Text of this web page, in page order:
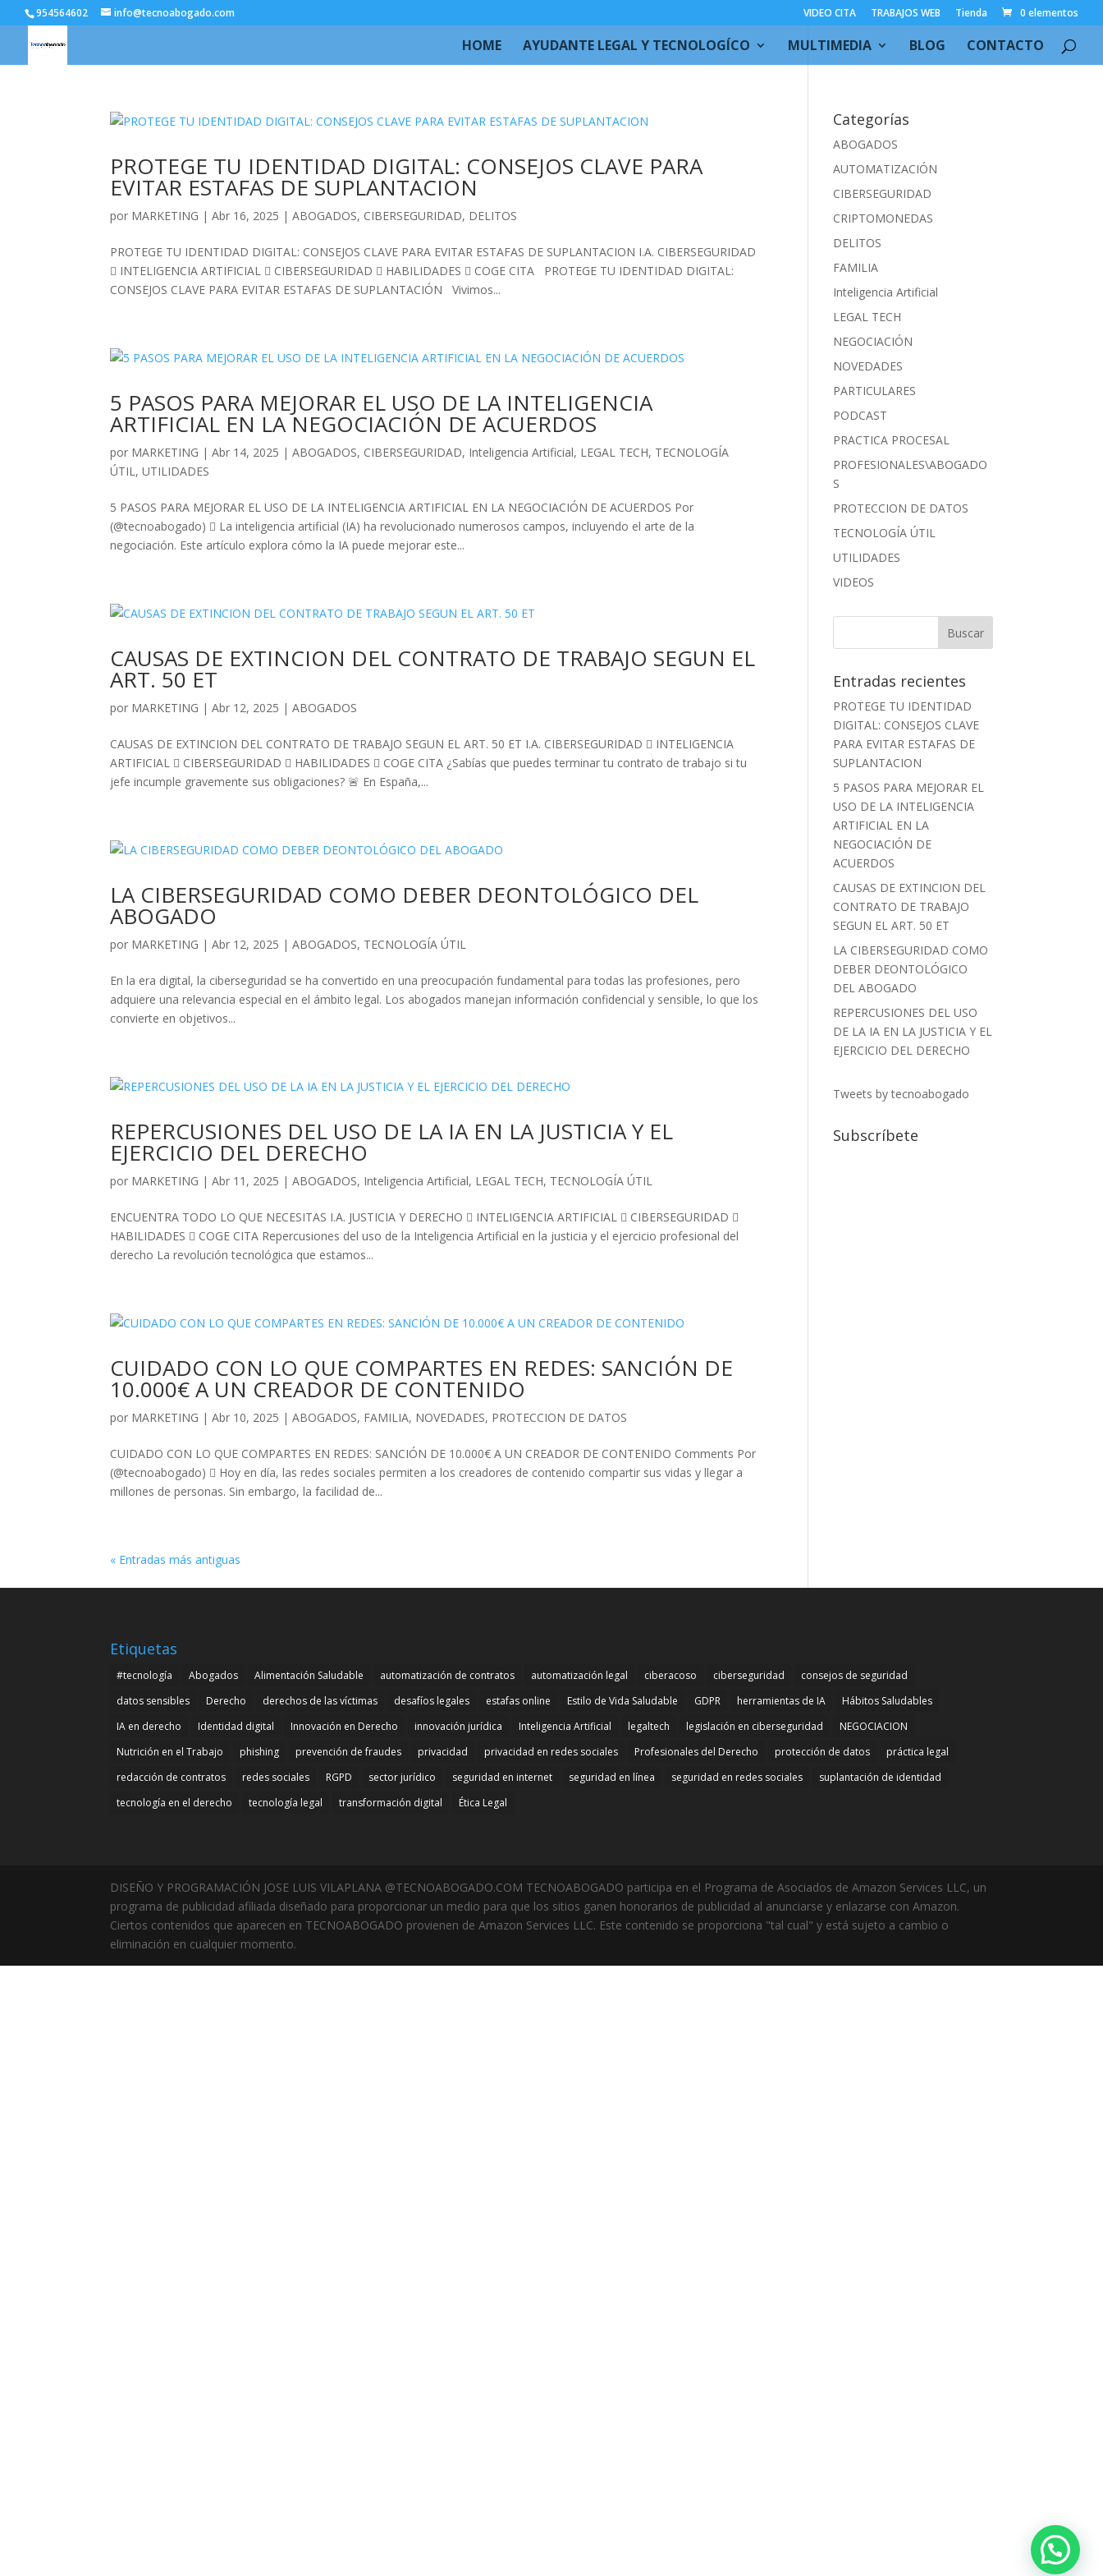
954564602 info@tecnoabogado.com VIDEO CITA TRABAJOS WEB Tienda 0 elementos
HOME AYUDANTE LEGAL Y TECNOLOGÍCO MULTIMEDIA BLOG CONTACTO
PROTEGE TU IDENTIDAD DIGITAL: CONSEJOS CLAVE PARA
EVITAR ESTAFAS DE SUPLANTACION
por MARKETING |Abr 16, 2025 |ABOGADOS, CIBERSEGURIDAD, DELITOS
PROTEGE TU IDENTIDAD DIGITAL: CONSEJOS CLAVE PARA EVITAR ESTAFAS DE SUPLANTACION I.A. CIBERSEGURIDAD
 INTELIGENCIA ARTIFICIAL  CIBERSEGURIDAD  HABILIDADES  COGE CITA PROTEGE TU IDENTIDAD DIGITAL:
CONSEJOS CLAVE PARA EVITAR ESTAFAS DE SUPLANTACIÓN Vivimos...
5 PASOS PARA MEJORAR EL USO DE LA INTELIGENCIA
ARTIFICIAL EN LA NEGOCIACIÓN DE ACUERDOS
por MARKETING |Abr 14, 2025 |ABOGADOS, CIBERSEGURIDAD, Inteligencia Artificial, LEGAL TECH, TECNOLOGÍA
ÚTIL,UTILIDADES
5 PASOS PARA MEJORAR EL USO DE LA INTELIGENCIA ARTIFICIAL EN LA NEGOCIACIÓN DE ACUERDOS Por
(@tecnoabogado)  La inteligencia artificial (IA) ha revolucionado numerosos campos, incluyendo el arte de la
negociación. Este artículo explora cómo la IA puede mejorar este...
CAUSAS DE EXTINCION DEL CONTRATO DE TRABAJO SEGUN EL
ART. 50 ET
por MARKETING |Abr 12, 2025 |ABOGADOS
CAUSAS DE EXTINCION DEL CONTRATO DE TRABAJO SEGUN EL ART. 50 ET I.A. CIBERSEGURIDAD  INTELIGENCIA
ARTIFICIAL  CIBERSEGURIDAD  HABILIDADES  COGE CITA ¿Sabías que puedes terminar tu contrato de trabajo si tu
jefe incumple gravemente sus obligaciones? 🚨 En España,...
LA CIBERSEGURIDAD COMO DEBER DEONTOLÓGICO DEL
ABOGADO
por MARKETING |Abr 12, 2025 |ABOGADOS, TECNOLOGÍA ÚTIL
En la era digital, la ciberseguridad se ha convertido en una preocupación fundamental para todas las profesiones, pero
adquiere una relevancia especial en el ámbito legal. Los abogados manejan información confidencial y sensible, lo que los
convierte en objetivos...
REPERCUSIONES DEL USO DE LA IA EN LA JUSTICIA Y EL
EJERCICIO DEL DERECHO
por MARKETING |Abr 11, 2025 |ABOGADOS, Inteligencia Artificial, LEGAL TECH, TECNOLOGÍA ÚTIL
ENCUENTRA TODO LO QUE NECESITAS I.A. JUSTICIA Y DERECHO  INTELIGENCIA ARTIFICIAL  CIBERSEGURIDAD 
HABILIDADES  COGE CITA Repercusiones del uso de la Inteligencia Artificial en la justicia y el ejercicio profesional del
derecho La revolución tecnológica que estamos...
CUIDADO CON LO QUE COMPARTES EN REDES: SANCIÓN DE
10.000€ A UN CREADOR DE CONTENIDO
por MARKETING |Abr 10, 2025 |ABOGADOS, FAMILIA, NOVEDADES, PROTECCION DE DATOS
CUIDADO CON LO QUE COMPARTES EN REDES: SANCIÓN DE 10.000€ A UN CREADOR DE CONTENIDO Comments Por
(@tecnoabogado)  Hoy en día, las redes sociales permiten a los creadores de contenido compartir sus vidas y llegar a
millones de personas. Sin embargo, la facilidad de...
« Entradas más antiguas
Categorías
ABOGADOS
AUTOMATIZACIÓN
CIBERSEGURIDAD
CRIPTOMONEDAS
DELITOS
FAMILIA
Inteligencia Artificial
LEGAL TECH
NEGOCIACIÓN
NOVEDADES
PARTICULARES
PODCAST
PRACTICA PROCESAL
PROFESIONALES\ABOGADO
S
PROTECCION DE DATOS
TECNOLOGÍA ÚTIL
UTILIDADES
VIDEOS
Entradas recientes
PROTEGE TU IDENTIDAD
DIGITAL: CONSEJOS CLAVE
PARA EVITAR ESTAFAS DE
SUPLANTACION
5 PASOS PARA MEJORAR EL
USO DE LA INTELIGENCIA
ARTIFICIAL EN LA
NEGOCIACIÓN DE
ACUERDOS
CAUSAS DE EXTINCION DEL
CONTRATO DE TRABAJO
SEGUN EL ART. 50 ET
LA CIBERSEGURIDAD COMO
DEBER DEONTOLÓGICO
DEL ABOGADO
REPERCUSIONES DEL USO
DE LA IA EN LA JUSTICIA Y EL
EJERCICIO DEL DERECHO
Tweets by tecnoabogado
Subscríbete
Etiquetas
#tecnología Abogados Alimentación Saludable automatización de contratos automatización legal ciberacoso ciberseguridad
consejos de seguridad
datos sensibles
Derecho derechos de las víctimas desafíos legales estafas online Estilo de Vida Saludable GDPR herramientas de IA
Hábitos Saludables
IA en derecho
Identidad digital Innovación en Derecho innovación jurídica Inteligencia Artificial legaltech legislación en ciberseguridad
NEGOCIACION
Nutrición en el Trabajo
phishing prevención de fraudes privacidad privacidad en redes sociales Profesionales del Derecho protección de datos
práctica legal
redacción de contratos
redes sociales RGPD sector jurídico seguridad en internet seguridad en línea seguridad en redes sociales
suplantación de identidad
tecnología en el derecho
tecnología legal transformación digital Ética Legal
DISEÑO Y PROGRAMACIÓN JOSE LUIS VILAPLANA @TECNOABOGADO.COM TECNOABOGADO participa en el Programa de Asociados de Amazon Services LLC, un
programa de publicidad afiliada diseñado para proporcionar un medio para que los sitios ganen honorarios de publicidad al anunciarse y enlazarse con Amazon.
Ciertos contenidos que aparecen en TECNOABOGADO provienen de Amazon Services LLC. Este contenido se proporciona "tal cual" y está sujeto a cambio o
eliminación en cualquier momento.